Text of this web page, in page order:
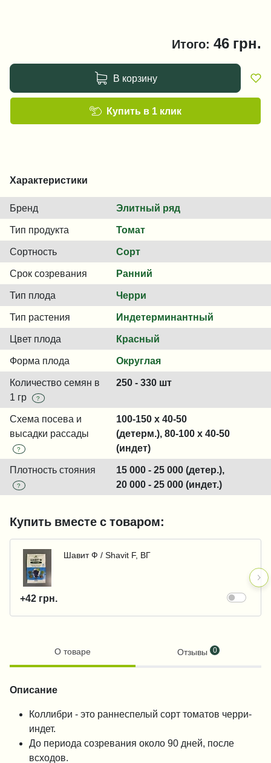
Итого: 46 грн.
В корзину
Купить в 1 клик
Характеристики
Бренд Элитный ряд
Тип продукта Томат
Сортность Сорт
Срок созревания Ранний
Тип плода Черри
Тип растения Индетерминантный
Цвет плода Красный
Форма плода Округлая
Количество семян в
1 гр
?
250 - 330 шт
Схема посева и
высадки рассады
?
100-150 x 40-50
(детерм.), 80-100 x 40-50
(индет)
Плотность стояния
?
15 000 - 25 000 (детер.),
20 000 - 25 000 (индет.)
Купить вместе с товаром:
Шавит Ф / Shavit F, ВГ
+42 грн.
О товаре Отзывы 0
Описание
Коллибри - это раннеспелый сорт томатов черри-
индет.
До периода созревания около 90 дней, после
всходов.